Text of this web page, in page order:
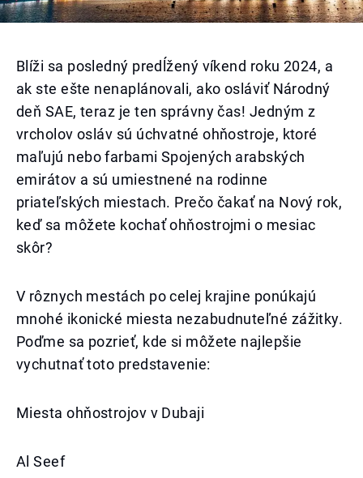
Blíži sa posledný predĺžený víkend roku 2024, a
ak ste ešte nenaplánovali, ako osláviť Národný
deň SAE, teraz je ten správny čas! Jedným z
vrcholov osláv sú úchvatné ohňostroje, ktoré
maľujú nebo farbami Spojených arabských
emirátov a sú umiestnené na rodinne
priateľských miestach. Prečo čakať na Nový rok,
keď sa môžete kochať ohňostrojmi o mesiac
skôr?
V rôznych mestách po celej krajine ponúkajú
mnohé ikonické miesta nezabudnuteľné zážitky.
Poďme sa pozrieť, kde si môžete najlepšie
vychutnať toto predstavenie:
Miesta ohňostrojov v Dubaji
Al Seef